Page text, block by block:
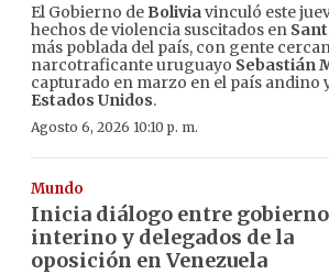
El Gobierno de Boliviavinculó este
hechos de violencia suscitados en
más poblada del país, con gente
narcotraficante uruguayo Sebastián
capturado en marzo en el país andino
Estados Unidos.
Agosto 6, 2026 10:10 p. m.
Mundo
Inicia diálogo entre gobierno
interino y delegados de la
oposición en Venezuela